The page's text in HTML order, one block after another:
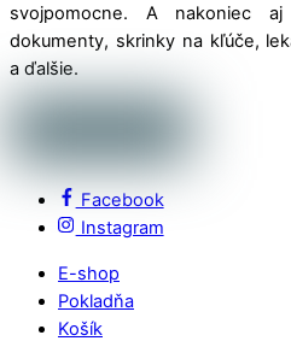
svojpomocne. A nakoniec
dokumenty, skrinky na kľúče,
a ďalšie.
Facebook
Instagram
E-shop
Pokladňa
Košík